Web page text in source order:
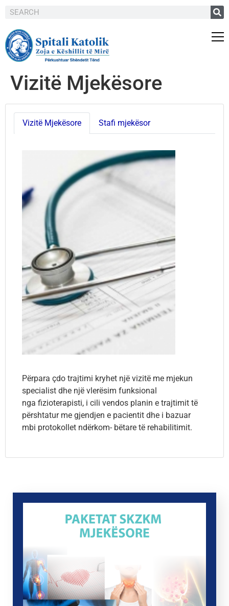
Vizitë Mjekësore
Vizitë Mjekësore Stafi mjekësor
Përpara çdo trajtimi kryhet një vizitë me mjekun
specialist dhe një vlerësim funksional
nga fizioterapisti, i cili vendos planin e trajtimit të
përshtatur me gjendjen e pacientit dhe i bazuar
mbi protokollet ndërkom- bëtare të rehabilitimit.